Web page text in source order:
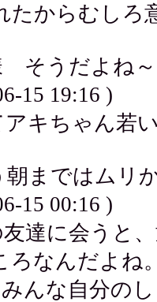
たからむしろ
そうだよね～
15 19:16 )
アキちゃん若
朝まではムリ
15 00:16 )
達に会うと
ろなんだよね
な自分のし